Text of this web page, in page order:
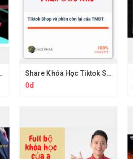
Yến Trùm DC UNI Share Khóa Học Tiktok Shop và phần còn lại của TMĐT - Phan Đức Nho Kinhdoanh7ngay
0đ